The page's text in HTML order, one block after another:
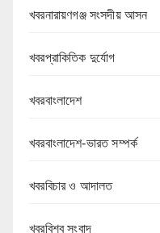
খবরনারায়ণগঞ্জ সংসদীয় আসন
খবরপ্রাকিতিক দুর্যোগ
খবরবাংলাদেশ
খবরবাংলাদেশ-ভারত সম্পর্ক
খবরবিচার ও আদালত
খবরবিশ্ব সংবাদ